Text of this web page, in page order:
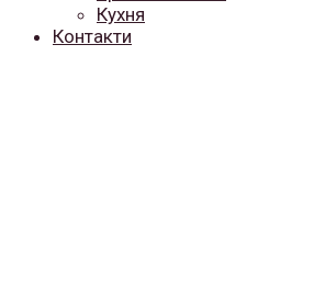
Кухня
Контакти